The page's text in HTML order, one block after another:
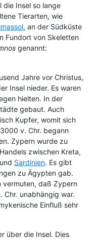
die Insel so lange
Tierarten, wie
, an der Südküste
Fundort von Skeletten
genannt:
Jahre vor Christus,
Insel nieder. Es waren
hielten. In der
gebaut. Auch
Kupfer, womit sich
v. Chr. begann
Zypern wurde zu
zwischen Kreta,
und Sardinien. Es gibt
zu Ägypten gab.
vermuten, daß Zypern
Chr. unabhängig war.
Einfluß sehr
über die Insel. Dies